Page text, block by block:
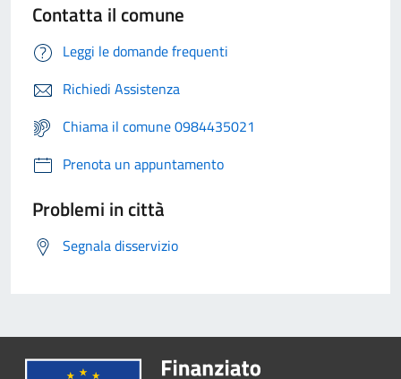
Contatta il comune
Leggi le domande frequenti
Richiedi Assistenza
Chiama il comune 0984435021
Prenota un appuntamento
Problemi in città
Segnala disservizio